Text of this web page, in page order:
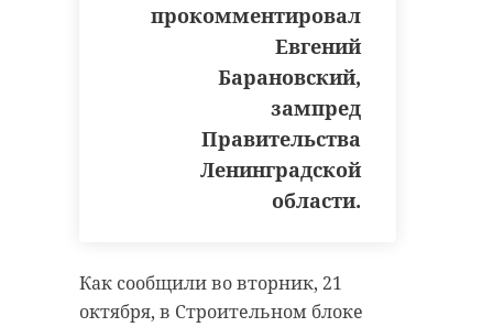
прокомментировал
Евгений
Барановский,
зампред
Правительства
Ленинградской
области.
Как сообщили во вторник, 21
октября, в Строительном блоке